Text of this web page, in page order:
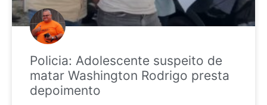
Policia: Adolescente suspeito de
matar Washington Rodrigo presta
depoimento